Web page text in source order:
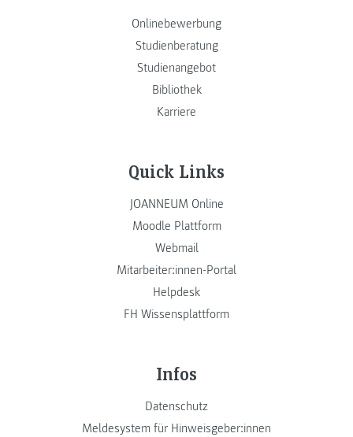
Onlinebewerbung
Studienberatung
Studienangebot
Bibliothek
Karriere
Quick Links
JOANNEUM Online
Moodle Plattform
Webmail
Mitarbeiter:innen-Portal
Helpdesk
FH Wissensplattform
Infos
Datenschutz
Meldesystem für Hinweisgeber:innen